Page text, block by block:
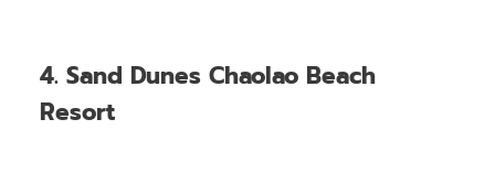
4. Sand Dunes Chaolao Beach
Resort